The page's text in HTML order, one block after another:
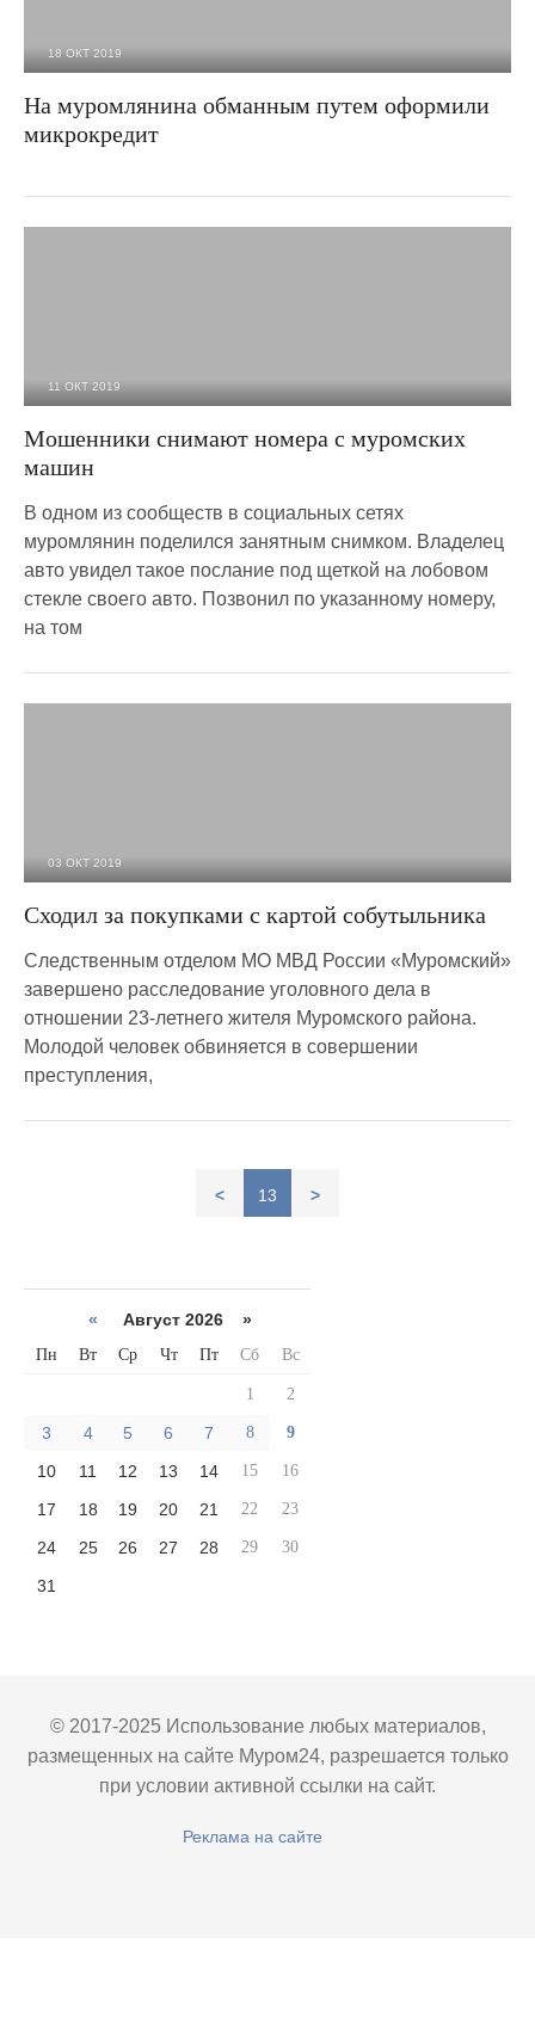
18 ОКТ 2019
На муромлянина обманным путем оформили
микрокредит
11 ОКТ 2019
Мошенники снимают номера с муромских
машин
В одном из сообществ в социальных сетях
муромлянин поделился занятным снимком. Владелец
авто увидел такое послание под щеткой на лобовом
стекле своего авто. Позвонил по указанному номеру,
на том
03 ОКТ 2019
Сходил за покупками с картой собутыльника
Следственным отделом МО МВД России «Муромский»
завершено расследование уголовного дела в
отношении 23-летнего жителя Муромского района.
Молодой человек обвиняется в совершении
преступления,
< 13 >
« Август 2026 »
Пн Вт Ср Чт Пт Сб Вс
1 2
3 4 5 6 7 8 9
10 11 12 13 14 15 16
17 18 19 20 21 22 23
24 25 26 27 28 29 30
31
© 2017-2025 Использование любых материалов,
размещенных на сайте Муром24, разрешается только
при условии активной ссылки на сайт.
Реклама на сайте